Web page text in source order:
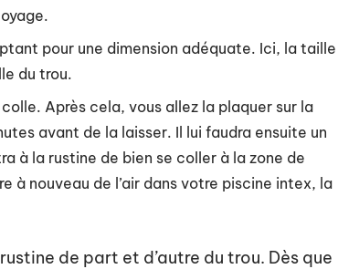
pour une dimension adéquate. Ici, la taille
du trou.
Après cela, vous allez la plaquer sur la
avant de la laisser. Il lui faudra ensuite un
à la rustine de bien se coller à la zone de
à nouveau de l’air dans votre piscine intex, la
de part et d’autre du trou. Dès que